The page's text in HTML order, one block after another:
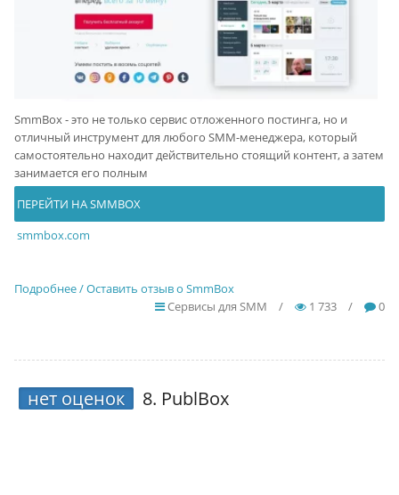
SmmBox - это не только сервис отложенного постинга, но и
отличный инструмент для любого SMM-менеджера, который
самостоятельно находит действительно стоящий контент, а затем
занимается его полным
ПЕРЕЙТИ НА SMMBOX
smmbox.com
Подробнее / Оставить отзыв о SmmBox
Сервисы для SMM
/ 1 733 / 0
нет оценок 8. PublBox